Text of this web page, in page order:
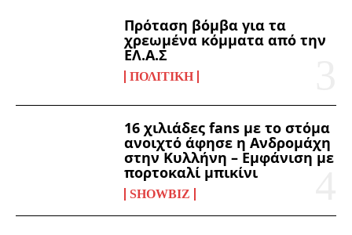
Πρόταση βόμβα για τα
χρεωμένα κόμματα από την
ΕΛ.Α.Σ
ΠΟΛΙΤΙΚΉ
16 χιλιάδες fans με το στόμα
ανοιχτό άφησε η Ανδρομάχη
στην Κυλλήνη – Εμφάνιση με
πορτοκαλί μπικίνι
SHOWBIZ